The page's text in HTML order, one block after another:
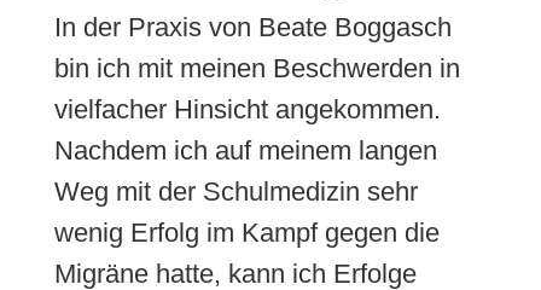
In der Praxis von Beate Boggasch
bin ich mit meinen Beschwerden in
vielfacher Hinsicht angekommen.
Nachdem ich auf meinem langen
Weg mit der Schulmedizin sehr
wenig Erfolg im Kampf gegen die
Migräne hatte, kann ich Erfolge